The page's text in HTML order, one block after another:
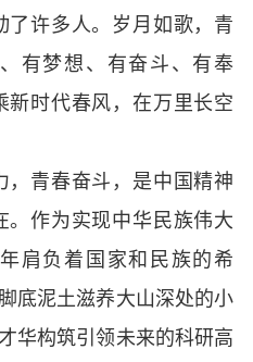
许多人。岁月如歌，青
有梦想、有奋斗、有奉
时代春风，在万里长空
青春奋斗，是中国精神
作为实现中华民族伟大
肩负着国家和民族的希
底泥土滋养大山深处的小
华构筑引领未来的科研高